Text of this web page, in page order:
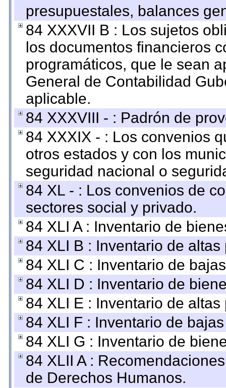
presupuestales, balances
84 XXXVII B : Los sujetos
los documentos financieros
programáticos, que le sean
General de Contabilidad
aplicable.
84 XXXVIII - : Padrón de
84 XXXIX - : Los convenios
otros estados y con los
seguridad nacional o
84 XL - : Los convenios de
sectores social y privado.
84 XLI A : Inventario de
84 XLI B : Inventario de
84 XLI C : Inventario de
84 XLI D : Inventario de
84 XLI E : Inventario de
84 XLI F : Inventario de
84 XLI G : Inventario de
84 XLII A :
de Derechos Humanos.